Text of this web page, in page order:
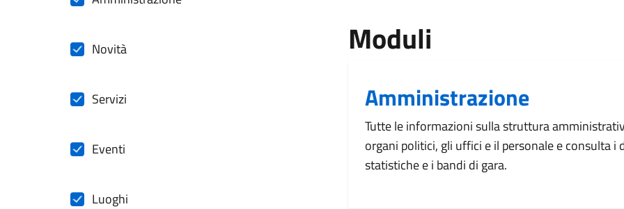
Novità
Servizi
Eventi
Luoghi
Moduli
Amministrazione
Tutte le informazioni sulla struttura
organi politici, gli uffici e il personale e consulta i
statistiche e i bandi di gara.